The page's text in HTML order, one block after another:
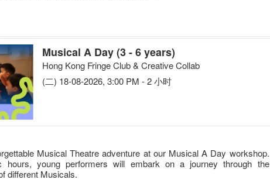
Musical A Day (3 - 6 years)
Hong Kong Fringe Club & Creative Collab
(二) 18-08-2026, 3:00 PM - 2 小时
Musical Theatre adventure at our Musical A Day workshop.
hours, young performers will embark on a journey through the
different Musicals.